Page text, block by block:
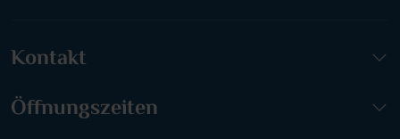
Kontakt
Öffnungszeiten